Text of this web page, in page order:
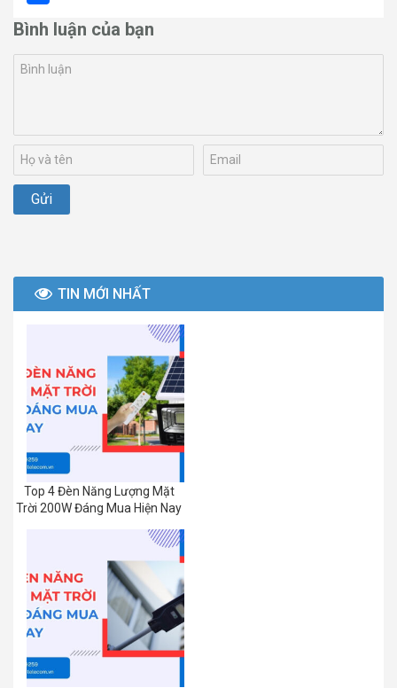
Bình luận của bạn
TIN MỚI NHẤT
Top 4 Đèn Năng Lượng Mặt
Trời 200W Đáng Mua Hiện Nay